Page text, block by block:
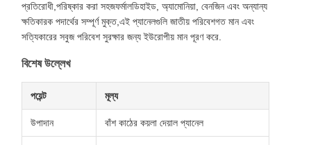
প্রতিরোধী,পরিষ্কার করা সহজফর্মালডিহাইড, অ্যামোনিয়া, বেনজিন এবং অন্যান্য
ক্ষতিকারক পদার্থের সম্পূর্ণ মুক্ত,এই প্যানেলগুলি জাতীয় পরিবেশগত মান এবং
সত্যিকারের সবুজ পরিবেশ সুরক্ষার জন্য ইউরোপীয় মান পূরণ করে.
বিশেষ উল্লেখ
পয়েন্ট মূল্য
উপাদান বাঁশ কাঠের কয়লা দেয়াল প্যানেল